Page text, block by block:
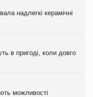
надлегкі керамічні
в пригоді, коли довго
можливості